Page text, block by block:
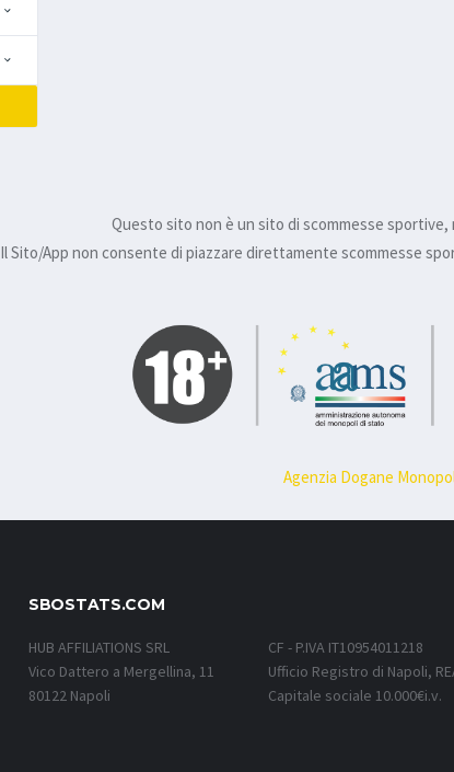
Questo sito non è un sito di scommesse
Il Sito/App non consente di piazzare direttamente scommesse
Agenzia Dogane
SBOSTATS.COM
HUB AFFILIATIONS SRL
Vico Dattero a Mergellina, 11
80122 Napoli
CF - P.IVA IT10954011218
Ufficio Registro di Napoli,
Capitale sociale 10.000€i.v.